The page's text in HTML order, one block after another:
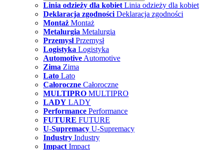
Linia odzieży dla kobiet Linia odzieży dla kobiet
Deklaracja zgodności Deklaracja zgodności
Montaż Montaż
Metalurgia Metalurgia
Przemysł Przemysł
Logistyka Logistyka
Automotive Automotive
Zima Zima
Lato Lato
Całoroczne Całoroczne
MULTIPRO MULTIPRO
LADY LADY
Performance Performance
FUTURE FUTURE
U-Supremacy U-Supremacy
Industry Industry
Impact Impact